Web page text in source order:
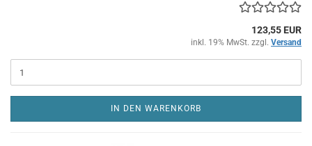
123,55 EUR
inkl. 19% MwSt. zzgl. Versand
IN DEN WARENKORB